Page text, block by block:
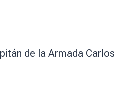
de la Armada Carlos